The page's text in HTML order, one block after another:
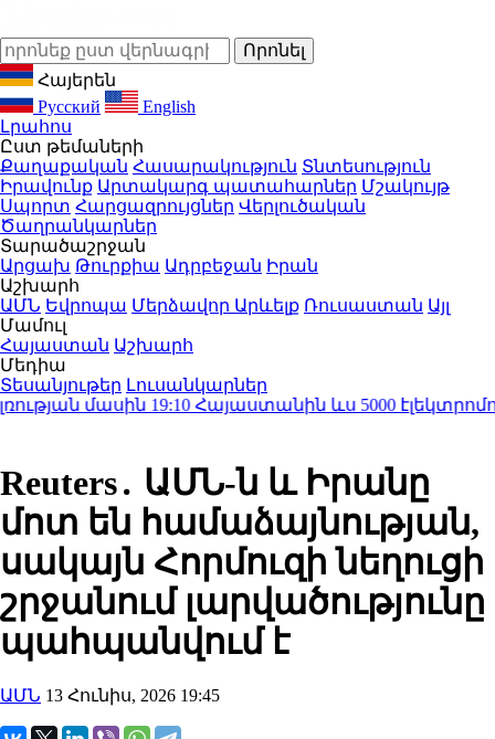
Հայերեն
Русский
English
Լրահոս
Ըստ թեմաների
Քաղաքական Հասարակություն Տնտեսություն
Իրավունք Արտակարգ պատահարներ Մշակույթ
Սպորտ Հարցազրույցներ Վերլուծական
Ծաղրանկարներ
Տարածաշրջան
Արցախ Թուրքիա Ադրբեջան Իրան
Աշխարհ
ԱՄՆ Եվրոպա Մերձավոր Արևելք Ռուսաստան Այլ
Մամուլ
Հայաստան Աշխարհ
Մեդիա
Տեսանյութեր Լուսանկարներ
մասին19:10Հայաստանին ևս 5000
Reuters․ ԱՄՆ-ն և Իրանը
մոտ են համաձայնության,
սակայն Հորմուզի նեղուցի
շրջանում լարվածությունը
պահպանվում է
ԱՄՆ 13 Հունիս, 2026 19:45